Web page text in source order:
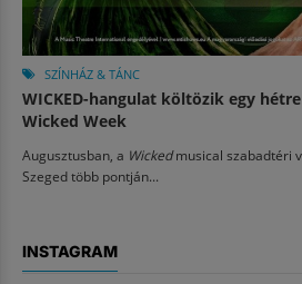
SZÍNHÁZ & TÁNC
WICKED-hangulat költözik egy hétre
Wicked Week
Augusztusban, a Wickedmusical szabadtéri
Szeged több pontján...
INSTAGRAM